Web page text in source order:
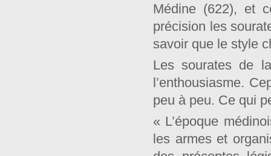
Médine (622), et
précision les
savoir que le style
Les sourates de
l’enthousiasme.
peu à peu. Ce qui
« L’époque
les armes et